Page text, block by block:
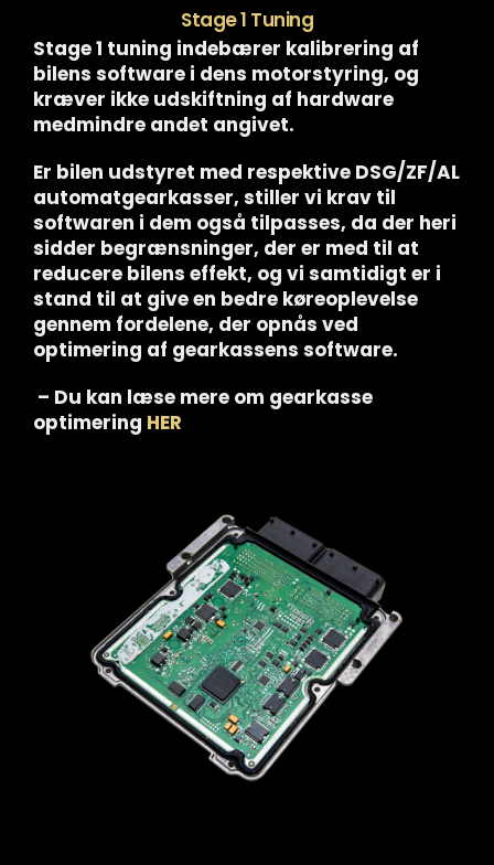
Stage 1 Tuning
Stage 1 tuning indebærer kalibrering af
bilens software i dens motorstyring, og
kræver ikke udskiftning af hardware
medmindre andet angivet.
Er bilen udstyret med respektive DSG/ZF/AL
automatgearkasser, stiller vi krav til
softwaren i dem også tilpasses, da der heri
sidder begrænsninger, der er med til at
reducere bilens effekt, og vi samtidigt er i
stand til at give en bedre køreoplevelse
gennem fordelene, der opnås ved
optimering af gearkassens software.
– Du kan læse mere om gearkasse
optimering HER